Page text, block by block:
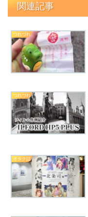
関連記事
つれづれ
つれづれ
オタク話